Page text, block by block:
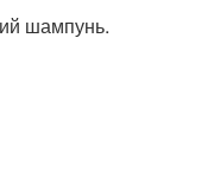
шампунь.